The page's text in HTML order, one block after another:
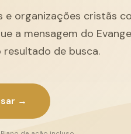
e organizações cristãs
a mensagem do
de busca.
→